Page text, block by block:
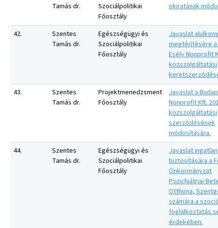
Tamás dr.
Szociálpolitikai
Főosztály
okiratának
42.
Szentes
Tamás dr.
Egészségügyi és
Szociálpolitikai
Főosztály
Javaslat
megtérítésére
Esély Nonprofit
közszolgáltatási
43.
Szentes
Tamás dr.
Projektmenedzsment
Főosztály
Javaslat a
Nonprofit Kft.
közszolgáltatási
szerződésének
módosítására.
44.
Szentes
Tamás dr.
Egészségügyi és
Szociálpolitikai
Főosztály
Javaslat ingatlan
biztosítására a
Önkormányzat
Pszichiátriai
Otthona,
számára a
foglalkoztatás
érdekében.